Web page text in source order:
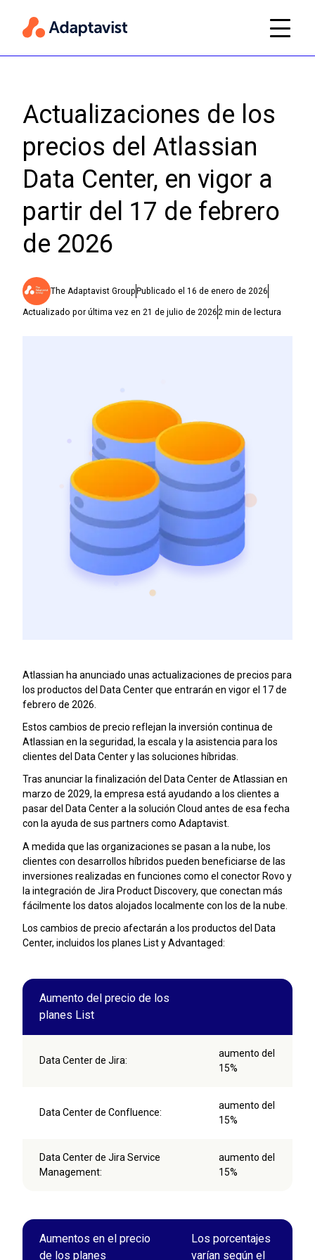
Actualizaciones de los
precios del Atlassian
Data Center, en vigor a
partir del 17 de febrero
de 2026
The Adaptavist Group Publicado el 16 de enero de 2026
Actualizado por última vez en 21 de julio de 20262 min de lectura
Atlassian ha anunciado unas actualizaciones de precios para
los productos del Data Center que entrarán en vigor el 17 de
febrero de 2026.
Estos cambios de precio reflejan la inversión continua de
Atlassian en la seguridad, la escala y la asistencia para los
clientes del Data Center y las soluciones híbridas.
Tras anunciar la finalización del Data Center de Atlassian en
marzo de 2029, la empresa está ayudando a los clientes a
pasar del Data Center a la solución Cloud antes de esa fecha
con la ayuda de sus partners como Adaptavist.
A medida que las organizaciones se pasan a la nube, los
clientes con desarrollos híbridos pueden beneficiarse de las
inversiones realizadas en funciones como el conector Rovo y
la integración de Jira Product Discovery, que conectan más
fácilmente los datos alojados localmente con los de la nube.
Los cambios de precio afectarán a los productos del Data
Center, incluidos los planes List y Advantaged:
Aumento del precio de los
planes List
Data Center de Jira:
aumento del
15%
Data Center de Confluence:
aumento del
15%
Data Center de Jira Service
Management:
aumento del
15%
Aumentos en el precio
de los planes
Los porcentajes
varían según el